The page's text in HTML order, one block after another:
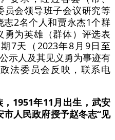
员会领导班子会议研究等
2名个人和贾永杰1个群
为英雄（群体）评选表
7天（2023年8月9日至
示人及其见义勇为事迹有
法委员会反映，联系电
1951年11月出生，武安
人民政府授予赵冬志“见